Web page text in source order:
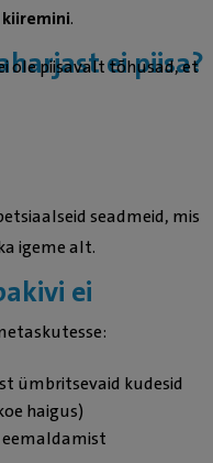
.
ei piisa?
ole piisavalt tõhusad, et
seadmeid, mis
igeme alt.
ei
ümbritsevaid kudesid
haigus)